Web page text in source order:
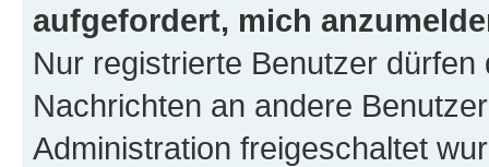
aufgefordert, mich
Nur registrierte Benutzer
Nachrichten an andere
Administration freigeschaltet